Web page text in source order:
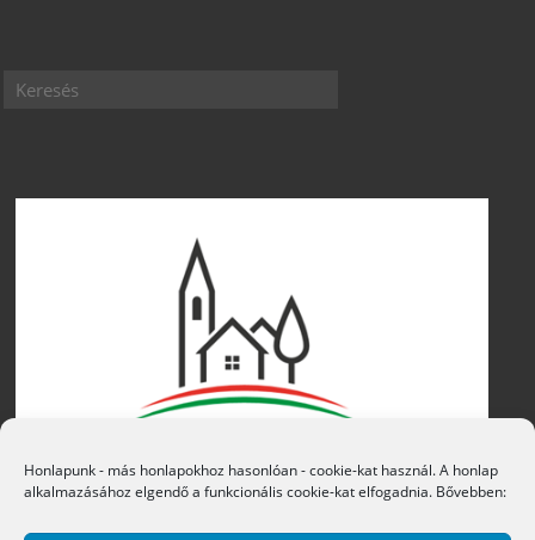
Honlapunk - más honlapokhoz hasonlóan - cookie-kat használ. A honlap
alkalmazásához elgendő a funkcionális cookie-kat elfogadnia. Bővebben: